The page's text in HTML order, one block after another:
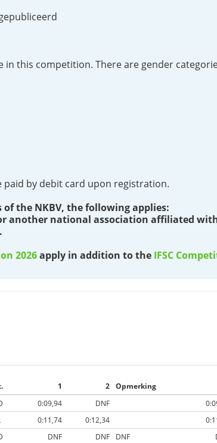
this competition. There are gender
by debit card upon registration.
the NKBV, the following applies:
another national association affiliated
.
2026apply in addition to the IFSC
1 2 Opmerking
0:09,94 DNF
0:11,74 0:12,34
DNF DNF DNF